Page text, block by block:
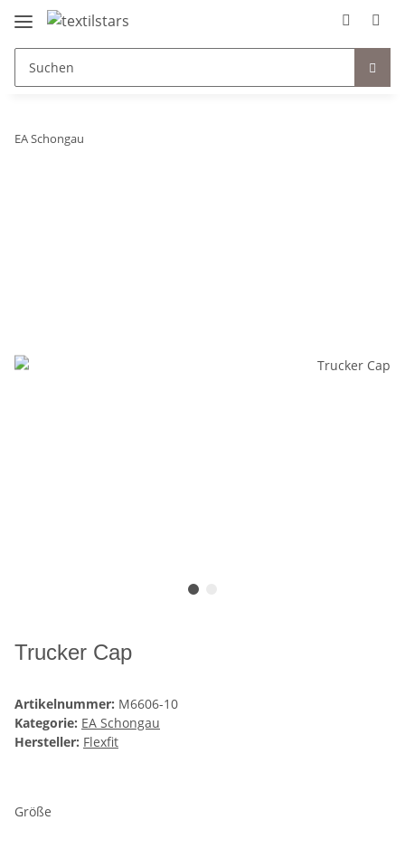
EA Schongau
Trucker Cap
Artikelnummer: M6606-10
Kategorie: EA Schongau
Hersteller: Flexfit
Größe